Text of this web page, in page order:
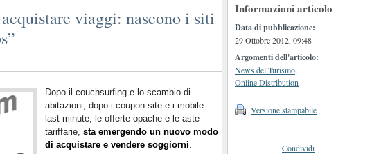
Informazioni articolo
Data di pubblicazione:
29 Ottobre 2012, 09:48
Argomenti dell'articolo:
News del Turismo,
Online Distribution
Versione stampabile
Condividi
viaggi: nascono i siti
Dopo il couchsurfing e lo scambio di
abitazioni, dopo i coupon site e i mobile
last-minute, le offerte opache e le aste
tariffarie, sta emergendo un nuovo modo
di acquistare e vendere soggiorni.